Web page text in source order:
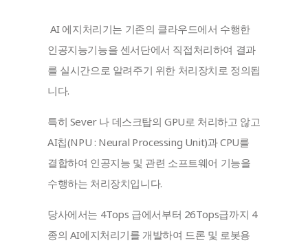
인공지능기능을 센서단에서 직접처리하여 결과
를 실시간으로 알려주기 위한 처리장치로 정의됩
니다.
특히 Sever 나 데스크탑의 GPU로 처리하고 않고
AI칩(NPU : Neural Processing Unit)과 CPU를
결합하여 인공지능 및 관련 소프트웨어 기능을
수행하는 처리장치입니다.
당사에서는 4Tops 급에서부터 26Tops급까지 4
종의 AI에지처리기를 개발하여 드론 및 로봇용